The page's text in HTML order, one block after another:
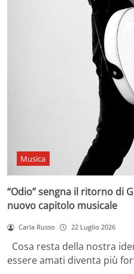
Musica
“Odio” sengna il ritorno di
nuovo capitolo musicale
Carla Russo 22 Luglio 2026
Cosa resta della nostra
essere amati diventa più